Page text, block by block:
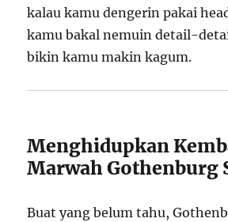
kalau kamu dengerin pakai
kamu bakal nemuin detail-
bikin kamu makin kagum.
Menghidupkan
Marwah Gothenburg
Buat yang belum tahu,